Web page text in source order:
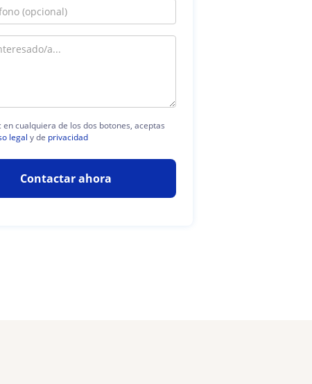
en cualquiera de los dos botones, aceptas
legal y de privacidad
Contactar ahora